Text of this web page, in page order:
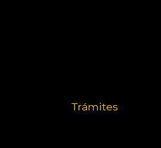
Trámites